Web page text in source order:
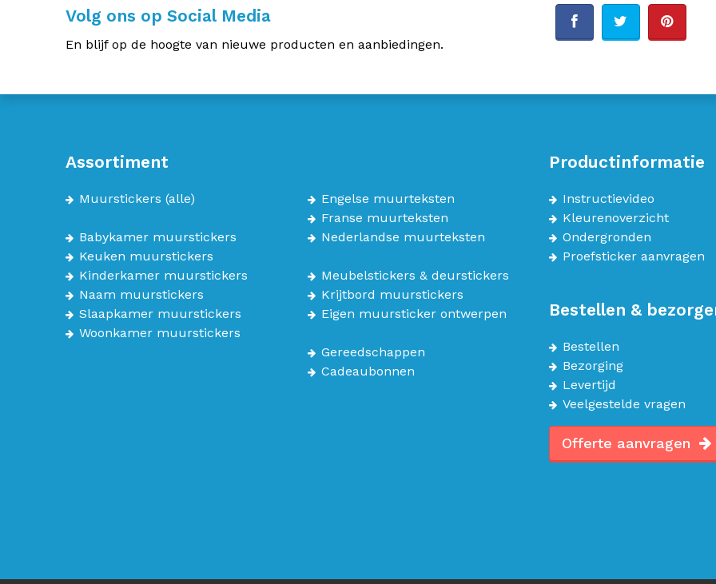
Volg ons op Social Media
En blijf op de hoogte van nieuwe producten en aanbiedingen.
Assortiment
Muurstickers (alle)
Babykamer muurstickers
Keuken muurstickers
Kinderkamer muurstickers
Naam muurstickers
Slaapkamer muurstickers
Woonkamer muurstickers
Engelse muurteksten
Franse muurteksten
Nederlandse muurteksten
Meubelstickers & deurstickers
Krijtbord muurstickers
Eigen muursticker ontwerpen
Gereedschappen
Cadeaubonnen
Productinformatie
Instructievideo
Kleurenoverzicht
Ondergronden
Proefsticker aanvragen
Bestellen &
Bestellen
Bezorging
Levertijd
Veelgestelde vragen
Offerte aanvragen